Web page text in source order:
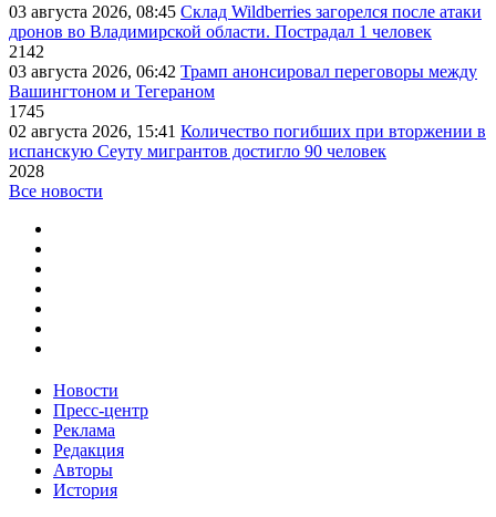
03 августа 2026, 08:45 Склад Wildberries загорелся после атаки
дронов во Владимирской области. Пострадал 1 человек
2142
03 августа 2026, 06:42 Трамп анонсировал переговоры между
Вашингтоном и Тегераном
1745
02 августа 2026, 15:41 Количество погибших при вторжении в
испанскую Сеуту мигрантов достигло 90 человек
2028
Все новости
Новости
Пресс-центр
Реклама
Редакция
Авторы
История